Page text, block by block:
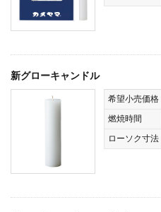
新グローキャンドル
希望小売価格
燃焼時間
ローソク寸法